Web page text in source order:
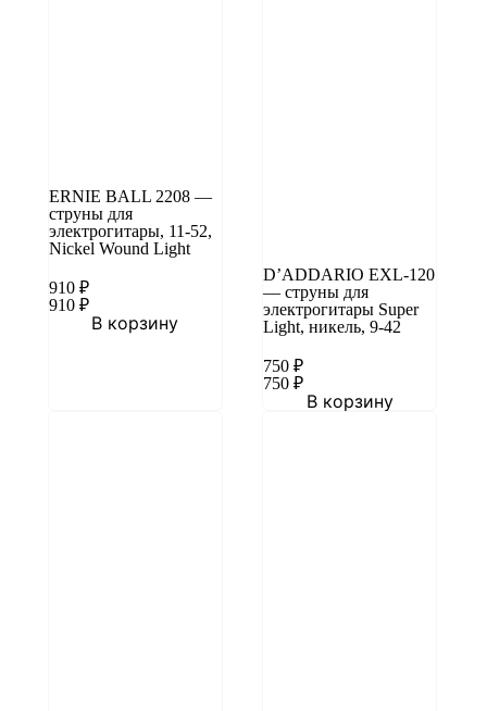
ERNIE BALL 2208 —
струны для
электрогитары, 11-52,
Nickel Wound Light
910 ₽
910 ₽
В корзину
D’ADDARIO EXL-120
— струны для
электрогитары Super
Light, никель, 9-42
750 ₽
750 ₽
В корзину